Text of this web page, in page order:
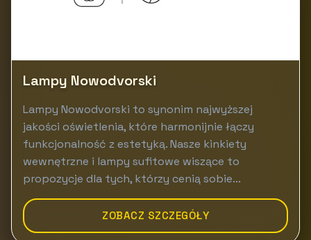
Lampy Nowodvorski
Lampy Nowodvorski to synonim najwyższej
jakości oświetlenia, które harmonijnie łączy
funkcjonalność z estetyką. Nasze kinkiety
wewnętrzne i lampy sufitowe wiszące to
propozycje dla tych, którzy cenią sobie...
ZOBACZ SZCZEGÓŁY